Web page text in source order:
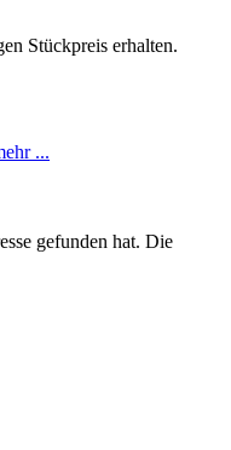
Stückpreis erhalten.
...
gefunden hat. Die